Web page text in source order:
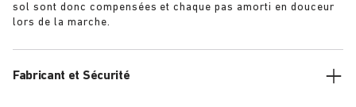
sol sont donc compensées et chaque pas amorti en douceur
lors de la marche.
Fabricant et Sécurité